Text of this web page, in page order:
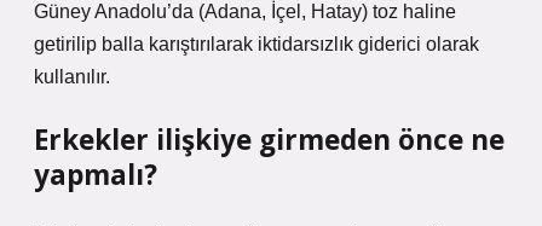
Güney Anadolu’da (Adana, İçel, Hatay) toz haline
getirilip balla karıştırılarak iktidarsızlık giderici olarak
kullanılır.
Erkekler ilişkiye girmeden önce ne
yapmalı?